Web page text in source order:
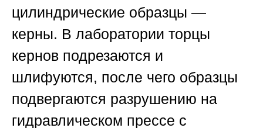
цилиндрические образцы —
керны. В лаборатории торцы
кернов подрезаются и
шлифуются, после чего образцы
подвергаются разрушению на
гидравлическом прессе с